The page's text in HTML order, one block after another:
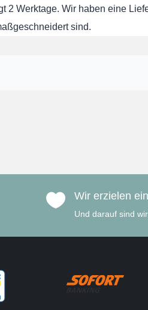
2 Werktage. Wir haben eine
sind.
 Wir erzielen
Und darauf sind